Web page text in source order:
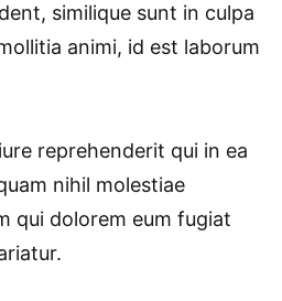
similique sunt in culpa
animi, id est laborum
reprehenderit qui in ea
nihil molestiae
qui dolorem eum fugiat